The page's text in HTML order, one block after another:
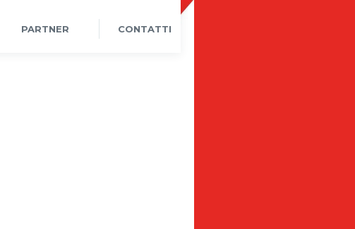
PARTNER CONTATTI